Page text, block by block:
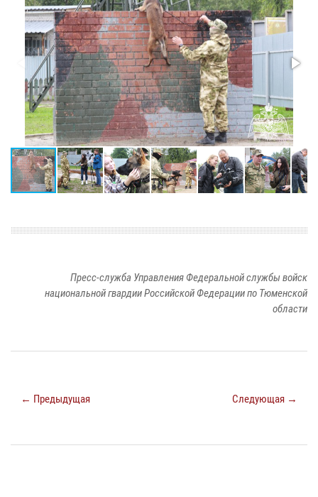
Пресс-служба Управления Федеральной службы войск
национальной гвардии Российской Федерации по Тюменской
области
← Предыдущая Следующая →